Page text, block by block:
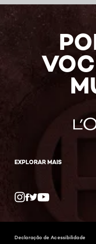
EXPLORAR MAIS
Declaração de Acessibilidade